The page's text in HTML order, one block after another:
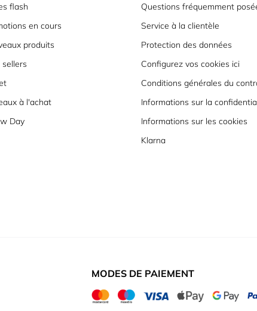
flash
en cours
produits
sellers
à l'achat
Day
Questions fréquemment
Service à la clientèle
Protection des données
Configurez vos cookies ici
Conditions générales du
Informations sur la
Informations sur les cookies
Klarna
MODES DE PAIEMENT